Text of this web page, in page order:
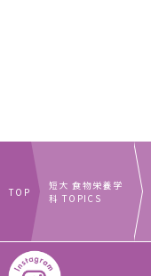
TOP
短大 食物栄養学
科 TOPICS